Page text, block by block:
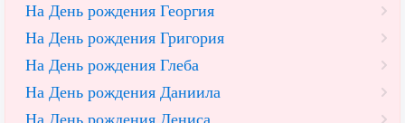
На День рождения Георгия
На День рождения Григория
На День рождения Глеба
На День рождения Даниила
На День рождения Дениса